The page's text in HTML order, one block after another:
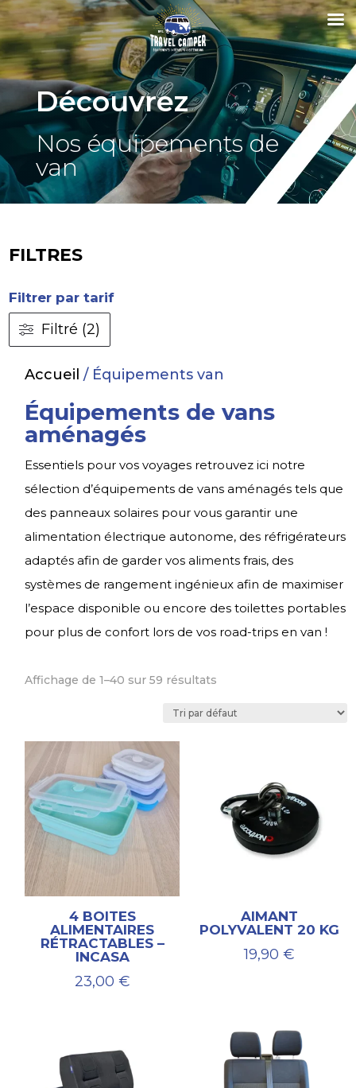
Découvrez
Nos équipements de
van
FILTRES
Filtrer par tarif
Filtré (2)
Accueil / Équipements van
Équipements de vans
aménagés
Essentiels pour vos voyages retrouvez ici notre
sélection d’équipements de vans aménagés tels que
des panneaux solaires pour vous garantir une
alimentation électrique autonome, des réfrigérateurs
adaptés afin de garder vos aliments frais, des
systèmes de rangement ingénieux afin de maximiser
l’espace disponible ou encore des toilettes portables
pour plus de confort lors de vos road-trips en van !
Affichage de 1–40 sur 59 résultats
4 BOITES
ALIMENTAIRES
RÉTRACTABLES –
INCASA
23,00 €
AIMANT
POLYVALENT 20 KG
19,90€